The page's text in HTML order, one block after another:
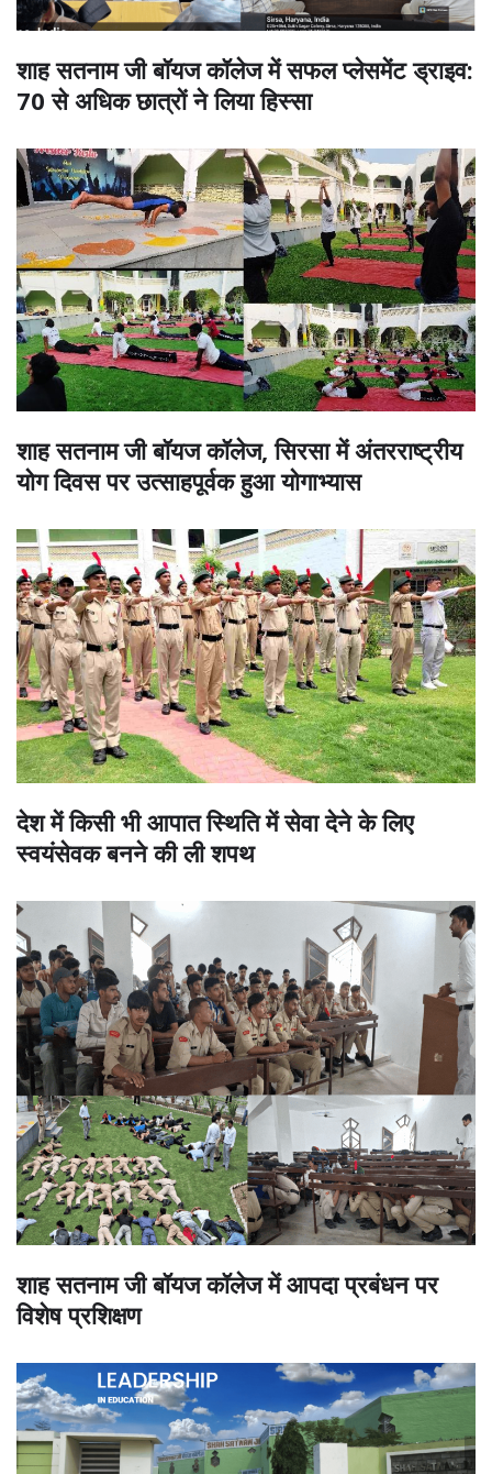
शाह सतनाम जी बॉयज कॉलेज में सफल प्लेसमेंट ड्राइव:
70 से अधिक छात्रों ने लिया हिस्सा
शाह सतनाम जी बॉयज कॉलेज, सिरसा में अंतरराष्ट्रीय
योग दिवस पर उत्साहपूर्वक हुआ योगाभ्यास
देश में किसी भी आपात स्थिति में सेवा देने के लिए
स्वयंसेवक बनने की ली शपथ
शाह सतनाम जी बॉयज कॉलेज में आपदा प्रबंधन पर
विशेष प्रशिक्षण